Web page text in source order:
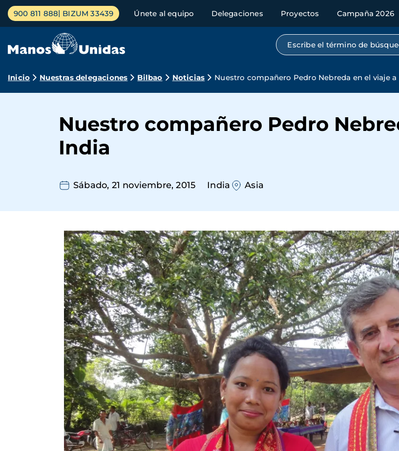
Pasar
contenido
Menú
principal
900 811 888 BIZUM 33439 Únete al equipo Delegaciones Proyectos Campaña 2026
Búsqueda por texto
Ruta
navegación
Inicio Nuestras delegaciones Bilbao Noticias Nuestro compañero Pedro Nebreda en el viaje a
Nuestro compañero Pedro
India
Sábado, 21 noviembre, 2015 India Asia